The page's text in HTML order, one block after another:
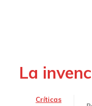
La
Críticas